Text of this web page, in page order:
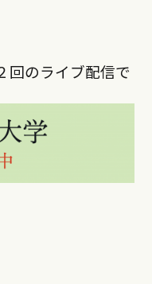
回のライブ配信で